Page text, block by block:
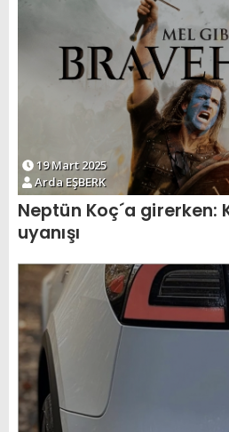
19 Mart 2025
Arda EŞBERK
Neptün Koç´a girerken:
uyanışı